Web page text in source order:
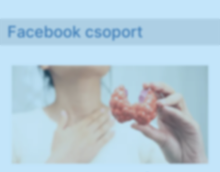
Facebook csoport